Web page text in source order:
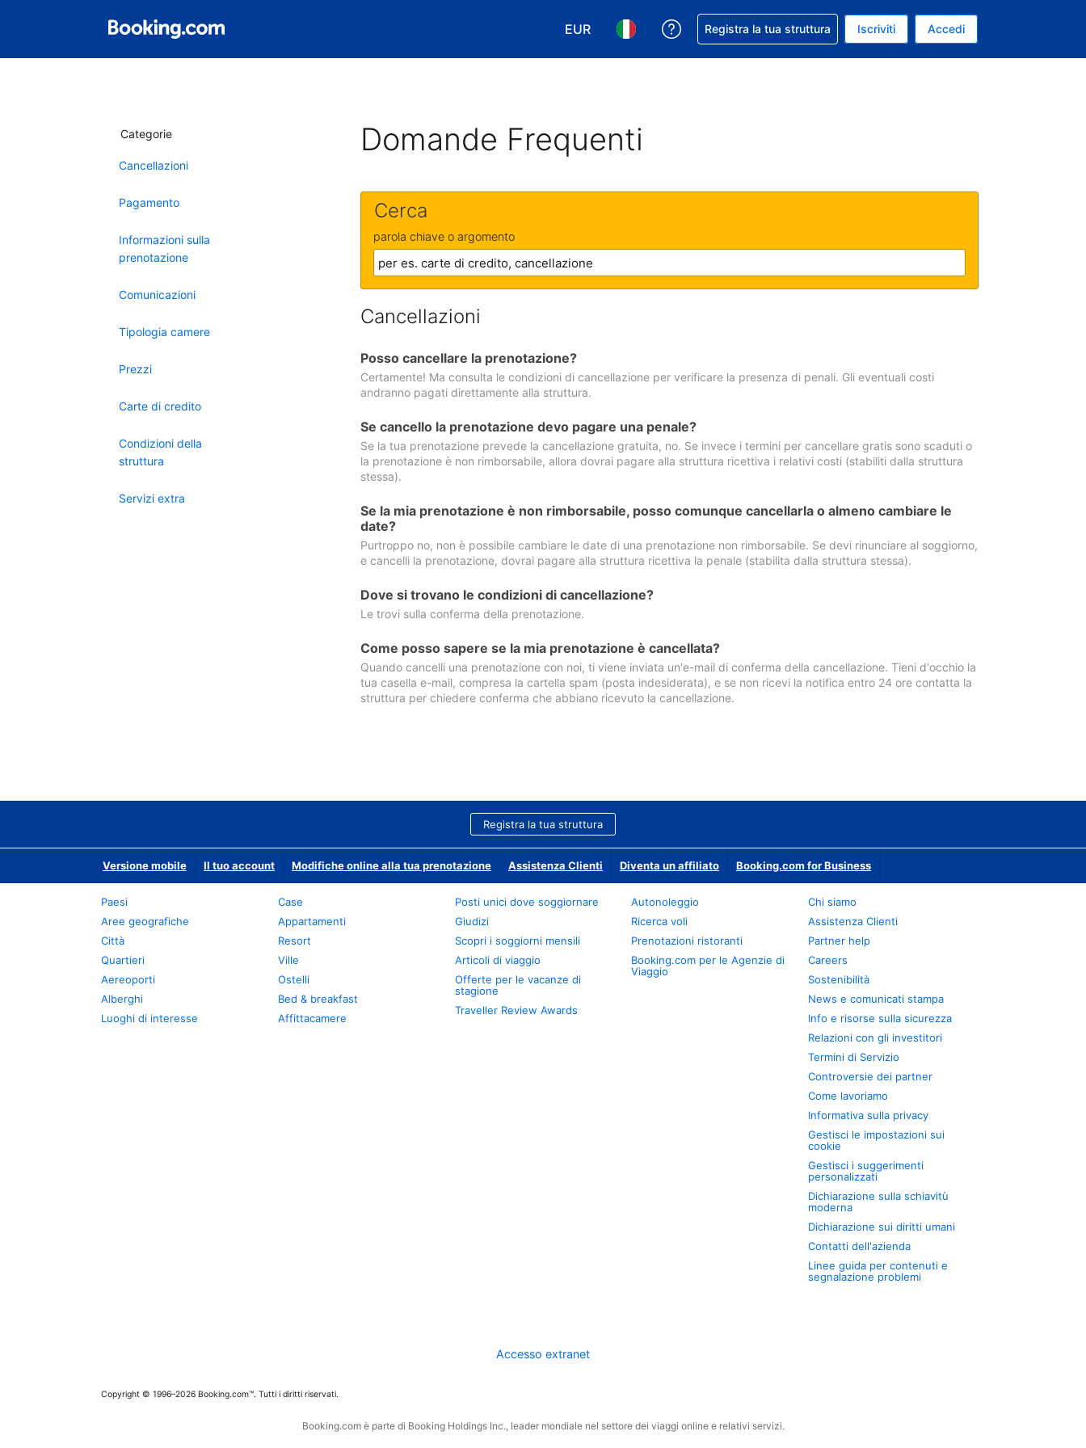
EUR
Scegli la tua valuta. Valuta attuale: Euro
Scegli la tua lingua. Lingua attuale: Italiano
Ricevi aiuto con la prenotazione
Registra la tua struttura Iscriviti Accedi
Categorie
Cancellazioni
Pagamento
Informazioni sulla
prenotazione
Comunicazioni
Tipologia camere
Prezzi
Carte di credito
Condizioni della
struttura
Servizi extra
Domande Frequenti
Cerca
parola chiave o argomento
Cancellazioni
Posso cancellare la prenotazione?
Certamente! Ma consulta le condizioni di cancellazione per verificare la presenza di penali. Gli eventuali costi
andranno pagati direttamente alla struttura.
Se cancello la prenotazione devo pagare una penale?
Se la tua prenotazione prevede la cancellazione gratuita, no. Se invece i termini per cancellare gratis sono scaduti o
la prenotazione è non rimborsabile, allora dovrai pagare alla struttura ricettiva i relativi costi (stabiliti dalla struttura
stessa).
Se la mia prenotazione è non rimborsabile, posso comunque cancellarla o almeno cambiare le
date?
Purtroppo no, non è possibile cambiare le date di una prenotazione non rimborsabile. Se devi rinunciare al soggiorno,
e cancelli la prenotazione, dovrai pagare alla struttura ricettiva la penale (stabilita dalla struttura stessa).
Dove si trovano le condizioni di cancellazione?
Le trovi sulla conferma della prenotazione.
Come posso sapere se la mia prenotazione è cancellata?
Quando cancelli una prenotazione con noi, ti viene inviata un'e-mail di conferma della cancellazione. Tieni d'occhio la
tua casella e-mail, compresa la cartella spam (posta indesiderata), e se non ricevi la notifica entro 24 ore contatta la
struttura per chiedere conferma che abbiano ricevuto la cancellazione.
Registra la tua struttura
Versione mobile Il tuo account Modifiche online alla tua prenotazione Assistenza Clienti Diventa un affiliato Booking.com for Business
Paesi
Aree geografiche
Città
Quartieri
Aereoporti
Alberghi
Luoghi di interesse
Case
Appartamenti
Resort
Ville
Ostelli
Bed & breakfast
Affittacamere
Posti unici dove soggiornare
Giudizi
Scopri i soggiorni mensili
Articoli di viaggio
Offerte per le vacanze di
stagione
Traveller Review Awards
Autonoleggio
Ricerca voli
Prenotazioni ristoranti
Booking.com per le Agenzie di
Viaggio
Chi siamo
Assistenza Clienti
Partner help
Careers
Sostenibilità
News e comunicati stampa
Info e risorse sulla sicurezza
Relazioni con gli investitori
Termini di Servizio
Controversie dei partner
Come lavoriamo
Informativa sulla privacy
Gestisci le impostazioni sui
cookie
Gestisci i suggerimenti
personalizzati
Dichiarazione sulla schiavitù
moderna
Dichiarazione sui diritti umani
Contatti dell'azienda
Linee guida per contenuti e
segnalazione problemi
Accesso extranet
Copyright © 1996–2026 Booking.com™. Tutti i diritti riservati.
Booking.com è parte di Booking Holdings Inc., leader mondiale nel settore dei viaggi online e relativi servizi.